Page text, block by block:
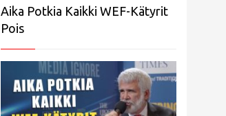
Aika Potkia Kaikki WEF-Kätyrit
Pois